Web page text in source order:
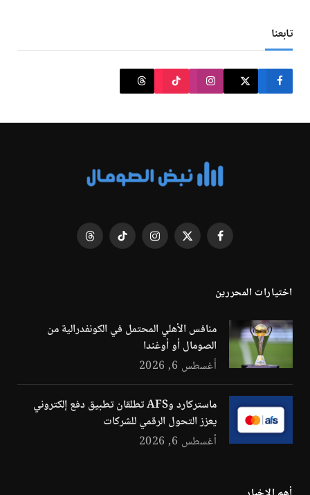
تابعنا
فيسبوك X
الانستغرامتيكتوك Threads
اختيارات المحررين
منافس الأهلي المحتمل في الكونفدرالية من
الصومال أو أوغندا
أغسطس 6, 2026
ماستركارد وAFS تطلقان تطبيق دفع إلكتروني
يعزز التحول الرقمي للشركات
أغسطس 6, 2026